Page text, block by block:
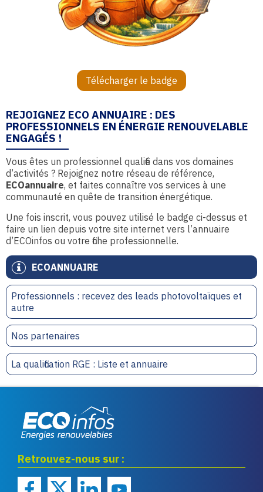
ECOANNUAIRE
Professionnels : recevez des leads photovoltaïques et
autre
Nos partenaires
La qualification RGE : Liste et annuaire
Télécharger le badge
REJOIGNEZ ECO ANNUAIRE : DES
PROFESSIONNELS EN ÉNERGIE RENOUVELABLE
ENGAGÉS !
Vous êtes un professionnel qualifié dans vos domaines
d’activités ? Rejoignez notre réseau de référence,
ECOannuaire, et faites connaître vos services à une
communauté en quête de transition énergétique.
Une fois inscrit, vous pouvez utilisé le badge ci-dessus et
faire un lien depuis votre site internet vers l’annuaire
d’ECOinfos ou votre fiche professionnelle.
renouvelables
Retrouvez-nous sur :